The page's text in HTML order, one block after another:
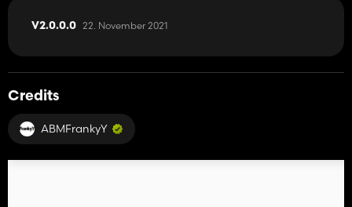
V2.0.0.0 22. November 2021
Credits
ABMFrankyY